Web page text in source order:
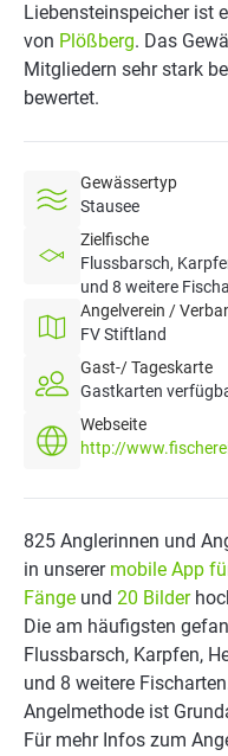
Liebensteinspeicher ist
von Plößberg. Das
Mitgliedern sehr stark
bewertet.
Gewässertyp
Stausee
Zielfische
Flussbarsch,
und 8 weitere
Angelverein /
FV Stiftland
Gast-/ Tageskarte
Gastkarten
Webseite
http://
825 Anglerinnen und
in unserer mobile App
Fänge und 20 Bilder
Die am häufigsten
Flussbarsch, Karpfen,
und 8 weitere
Angelmethode ist
Für mehr Infos zum